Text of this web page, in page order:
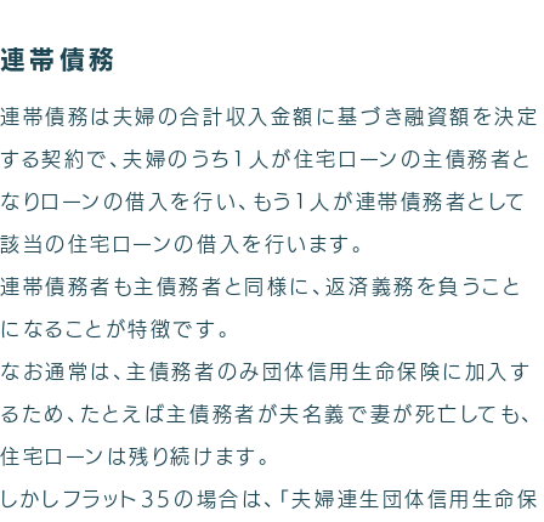
連帯債務
連帯債務は夫婦の合計収入金額に基づき融資額を決定
する契約で、夫婦のうち1人が住宅ローンの主債務者と
なりローンの借入を行い、もう1人が連帯債務者として
該当の住宅ローンの借入を行います。
連帯債務者も主債務者と同様に、返済義務を負うこと
になることが特徴です。
なお通常は、主債務者のみ団体信用生命保険に加入す
るため、たとえば主債務者が夫名義で妻が死亡しても、
住宅ローンは残り続けます。
しかしフラット35の場合は、「夫婦連生団体信用生命保